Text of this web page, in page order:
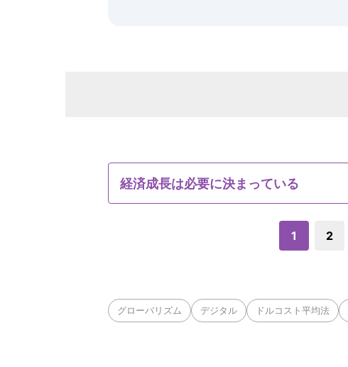
経済成長は必要に決まっている
1 2
グローバリズム デジタル ドルコスト平均法